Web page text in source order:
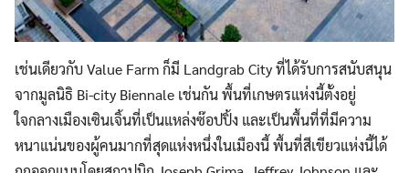
เช่นเดียวกับ Value Farm ก็มี Landgrab City ที่ได้รับการสนับสนุน
จากมูลนิธิ Bi-city Biennale เช่นกัน พื้นที่เกษตรแห่งนี้ตั้งอยู่
ใจกลางเมืองเซินเจิ้นที่เป็นแหล่งซ๊อปปิ้ง และเป็นพื้นที่ที่มีความ
หนาแน่นของผู้คนมากที่สุดแห่งหนึ่งในเมืองนี้ พื้นที่สีเขียวแห่งนี้ได้